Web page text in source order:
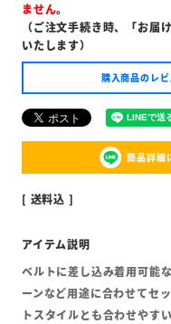
ません。
（ご注文手続き時、「お届
いたします）
購入商品のレ
商品詳細
送料込
ベルトに差し込み着用可能
ーンなど用途に合わせてセ
トスタイルとも合わせやすい